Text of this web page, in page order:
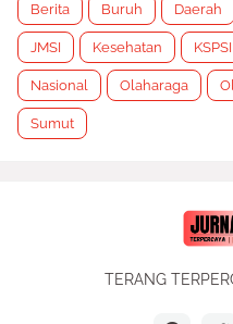
Berita Buruh Daerah
JMSI Kesehatan KSPSI
Nasional Olaharaga
Sumut
TERANG